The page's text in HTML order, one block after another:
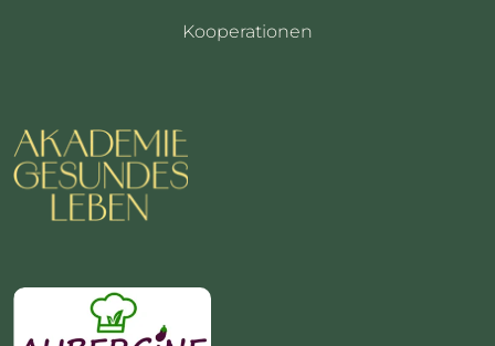
Kooperationen